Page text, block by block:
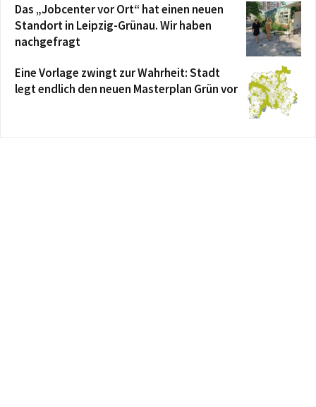
Das „Jobcenter vor Ort“ hat einen neuen
Standort in Leipzig-Grünau. Wir haben
nachgefragt
Eine Vorlage zwingt zur Wahrheit: Stadt
legt endlich den neuen Masterplan Grün vor